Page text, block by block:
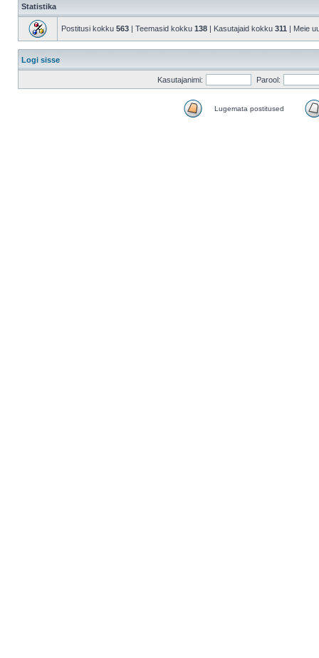
Statistika
Postitusi kokku 563 | Teemasid kokku 138 | Kasutajaid kokku 311 | Meie
Logi sisse
Kasutajanimi: Parool:
Lugemata postitused